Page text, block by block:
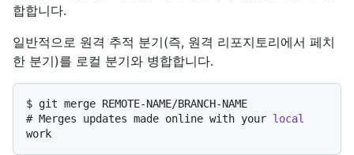
합합니다.
일반적으로 원격 추적 분기(즉, 원격 리포지토리에서 페치
한 분기)를 로컬 분기와 병합합니다.
$ git merge REMOTE-NAME/BRANCH-NAME
# Merges updates made online with your local
work